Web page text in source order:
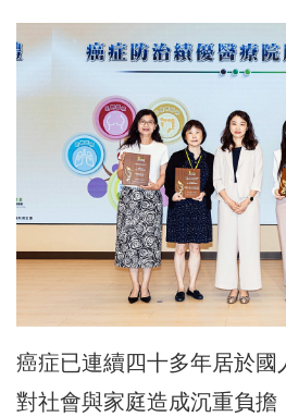
癌症已連續四十多年居於國
對社會與家庭造成沉重負擔